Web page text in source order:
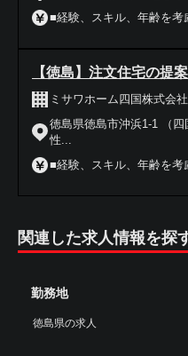
■経験、スキル、年齢を考
【徳島】注文住宅の提
ミサワホーム四国株式会社
徳島県徳島市沖浜1-1 （
性...
■経験、スキル、年齢を考
関連した求人情報を探
勤務地
徳島県の求人